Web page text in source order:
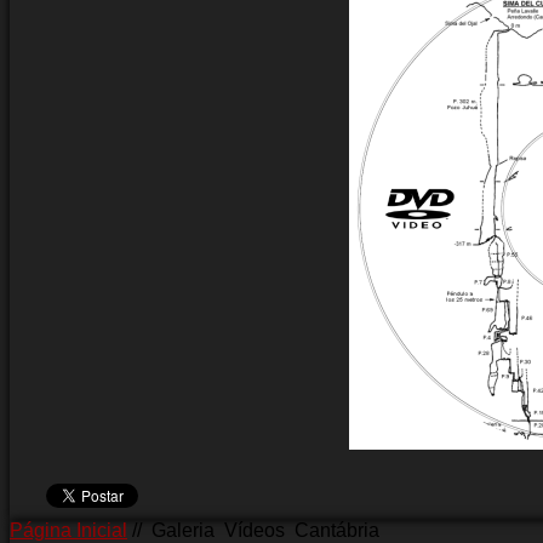
Página Inicial // Galeria Vídeos Cantábria